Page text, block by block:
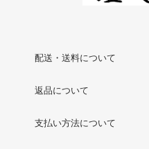
配送・送料について
返品について
支払い方法について